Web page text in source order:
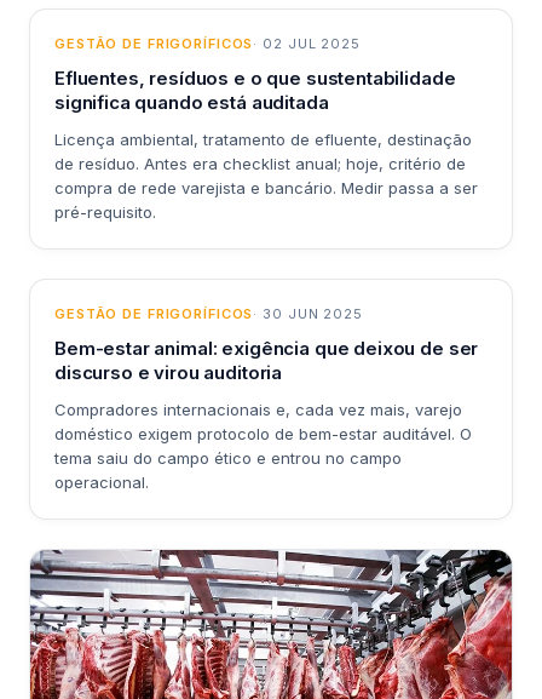
GESTÃO DE FRIGORÍFICOS · 02 JUL 2025
Efluentes, resíduos e o que sustentabilidade
significa quando está auditada
Licença ambiental, tratamento de efluente, destinação
de resíduo. Antes era checklist anual; hoje, critério de
compra de rede varejista e bancário. Medir passa a ser
pré-requisito.
GESTÃO DE FRIGORÍFICOS · 30 JUN 2025
Bem-estar animal: exigência que deixou de ser
discurso e virou auditoria
Compradores internacionais e, cada vez mais, varejo
doméstico exigem protocolo de bem-estar auditável. O
tema saiu do campo ético e entrou no campo
operacional.